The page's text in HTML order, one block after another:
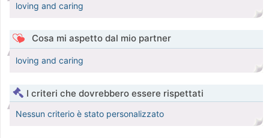
loving and caring
Cosa mi aspetto dal mio partner
loving and caring
I criteri che dovrebbero essere rispettati
Nessun criterio è stato personalizzato